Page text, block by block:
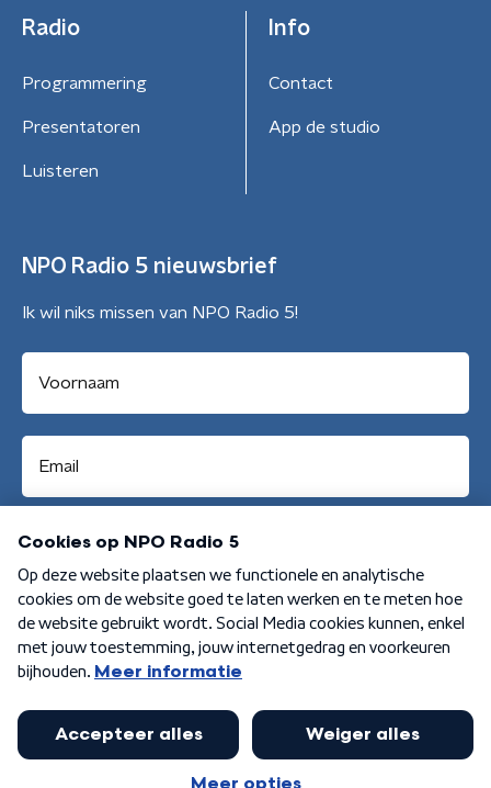
Radio
Programmering
Presentatoren
Luisteren
Info
Contact
App de studio
NPO Radio 5 nieuwsbrief
Ik wil niks missen van NPO Radio 5!
Aanmelden
Algemene voorwaarden Privacybeleid